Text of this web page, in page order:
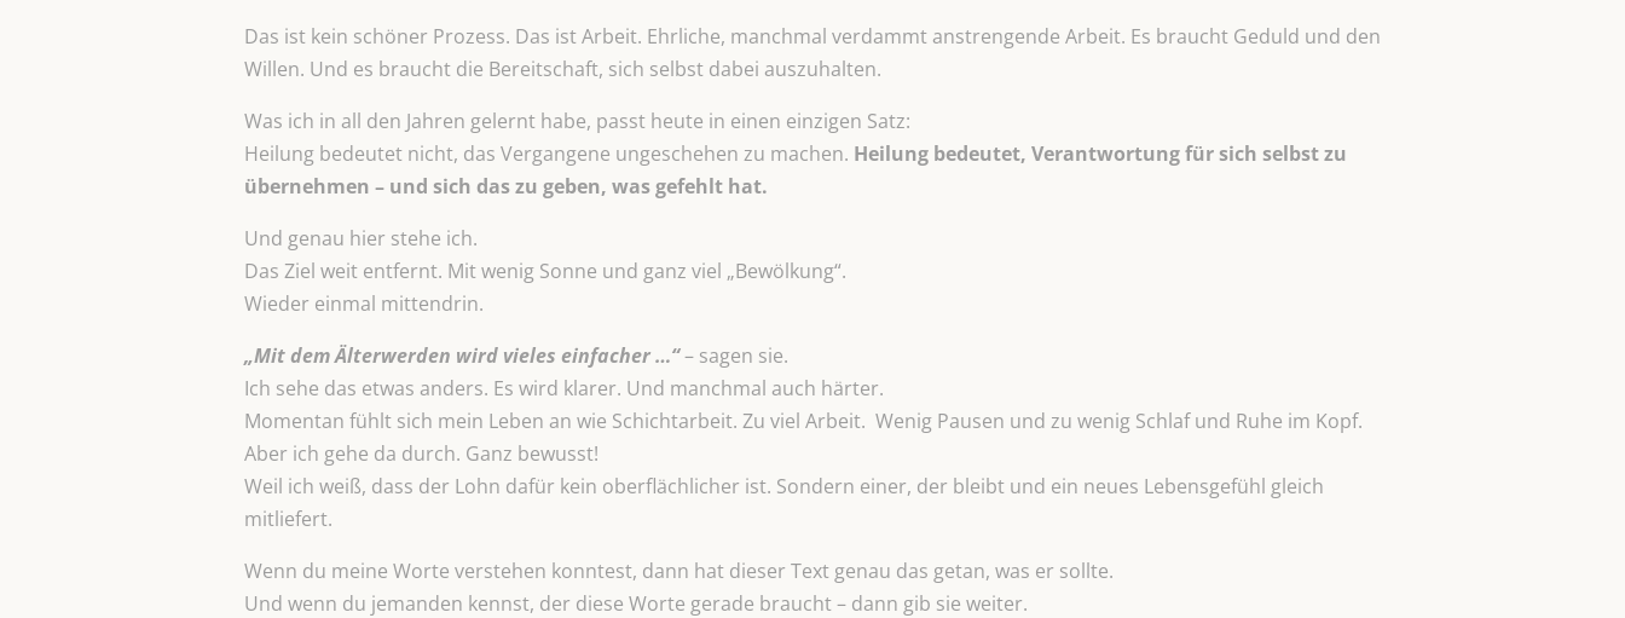
Das ist kein schöner Prozess. Das ist Arbeit. Ehrliche, manchmal verdammt anstrengende Arbeit. Es braucht Geduld und den
Willen. Und es braucht die Bereitschaft, sich selbst dabei auszuhalten.
Was ich in all den Jahren gelernt habe, passt heute in einen einzigen Satz:
Heilung bedeutet nicht, das Vergangene ungeschehen zu machen. Heilung bedeutet, Verantwortung für sich selbst zu
übernehmen – und sich das zu geben, was gefehlt hat.
Und genau hier stehe ich.
Das Ziel weit entfernt. Mit wenig Sonne und ganz viel „Bewölkung“.
Wieder einmal mittendrin.
„Mit dem Älterwerden wird vieles einfacher …“ – sagen sie.
Ich sehe das etwas anders. Es wird klarer. Und manchmal auch härter.
Momentan fühlt sich mein Leben an wie Schichtarbeit. Zu viel Arbeit. Wenig Pausen und zu wenig Schlaf und Ruhe im Kopf.
Aber ich gehe da durch. Ganz bewusst!
Weil ich weiß, dass der Lohn dafür kein oberflächlicher ist. Sondern einer, der bleibt und ein neues Lebensgefühl gleich
mitliefert.
Wenn du meine Worte verstehen konntest, dann hat dieser Text genau das getan, was er sollte.
Und wenn du jemanden kennst, der diese Worte gerade braucht – dann gib sie weiter.